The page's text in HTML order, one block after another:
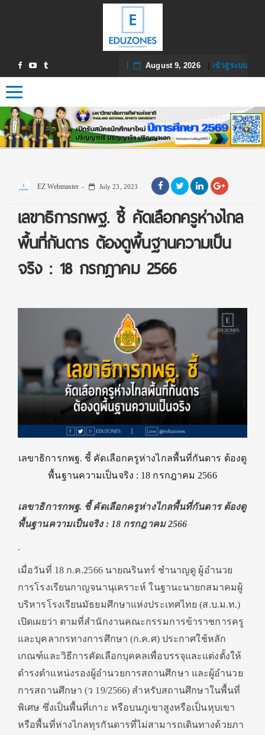
August 9, 2026| เข้าสู่ระบบ
Toggle navigation
EZ Webmaster July 23, 2023
เลขาธิการกพฐ. ชี้ คัดเลือกครูห่างไกล
พื้นที่กันดาร ต้องดูพื้นฐานความเป็น
จริง : 18 กรกฎาคม 2566
เลขาธิการกพฐ. ชี้ คัดเลือกครูห่างไกลพื้นที่กันดาร ต้องดู
พื้นฐานความเป็นจริง : 18 กรกฎาคม 2566
เลขาธิการกพฐ. ชี้ คัดเลือกครูห่างไกลพื้นที่กันดาร ต้องดู
พื้นฐานความเป็นจริง : 18 กรกฎาคม 2566
.
เมื่อวันที่ 18 ก.ค.2566 นายณรินทร์ ชำนาญดู ผู้อำนวย
การโรงเรียนกาญจนานุเคราะห์ ในฐานะนายกสมาคมผู้
บริหารโรงเรียนมัธยมศึกษาแห่งประเทศไทย (ส.บ.ม.ท.)
เปิดเผยว่า ตามที่สำนักงานคณะกรรมการข้าราชการครู
และบุคลากรทางการศึกษา (ก.ค.ศ) ประกาศใช้หลัก
เกณฑ์และวิธีการคัดเลือกบุคคลเพื่อบรรจุและแต่งตั้งให้
ดำรงตำแหน่งรองผู้อำนวยการสถานศึกษา และผู้อำนวย
การสถานศึกษา (ว 19/2566) สำหรับสถานศึกษาในพื้นที่
พิเศษ ซึ่งเป็นพื้นที่เกาะ หรือบนภูเขาสูงหรือเป็นหุบเขา
หรือพื้นที่ห่างไกลทุรกันดารที่ไม่สามารถเดินทางด้วยภา